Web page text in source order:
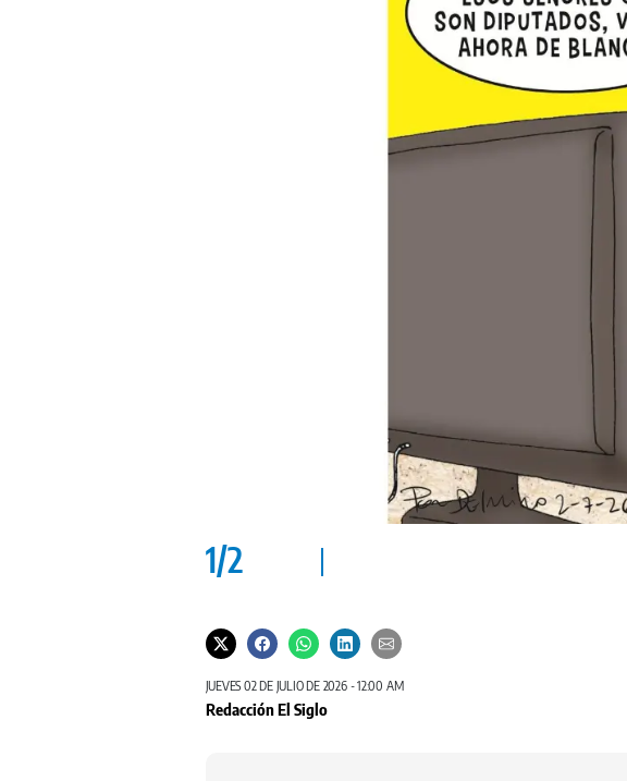
1/2
JUEVES 02 DE JULIO DE 2026 - 12:00 AM
Redacción El Siglo